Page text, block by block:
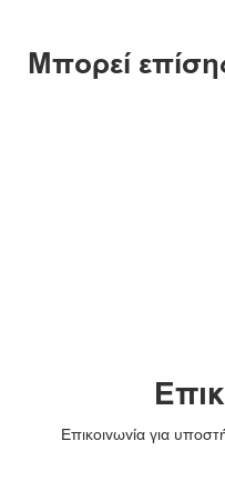
Μπορεί
Επικοινωνία για